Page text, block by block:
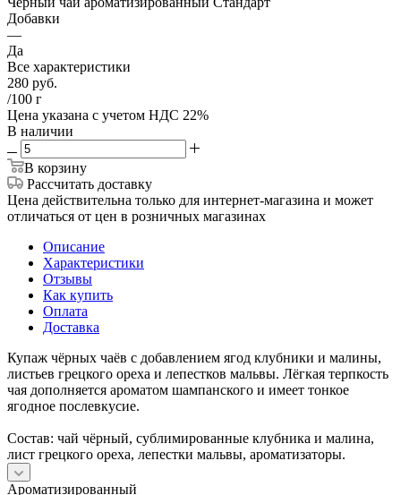
Добавки
—
Да
Все характеристики
280 руб.
/100 г
Цена указана с учетом НДС 22%
В наличии
В корзину
Рассчитать доставку
Цена действительна только для интернет-магазина и может
отличаться от цен в розничных магазинах
Описание
Характеристики
Отзывы
Как купить
Оплата
Доставка
Купаж чёрных чаёв с добавлением ягод клубники и малины,
листьев грецкого ореха и лепестков мальвы. Лёгкая терпкость
чая дополняется ароматом шампанского и имеет тонкое
ягодное послевкусие.
Состав: чай чёрный, сублимированные клубника и малина,
лист грецкого ореха, лепестки мальвы, ароматизаторы.
Ароматизированный